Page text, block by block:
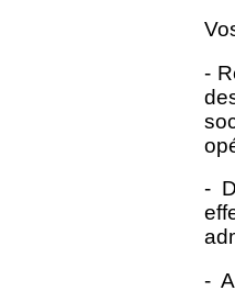
-
-
-